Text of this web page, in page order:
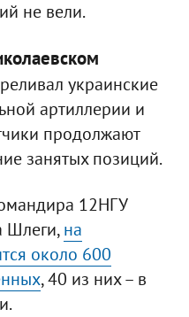
не вели.
украинские
артиллерии и
продолжают
занятых позиций.
12НГУ
Шлеги,на
около 600
, 40 из них – в